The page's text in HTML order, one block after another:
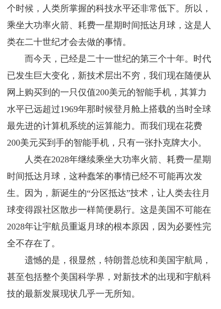
个时候，人类所掌握的科技水平还非常低下。所以，
乘坐大功率火箭、耗费一星期时间抵达月球，这是人
类在二十世纪才会去做的事情。
而今天，已经是二十一世纪的第三个十年。时代
已发生巨大变化，新技术层出不穷，我们现在随便从
网上购买到的一只仅值200美元的智能手机，其算力
水平已远超过1969年那时候登月舱上搭载的当时全球
最先进的计算机系统的运算能力。而我们现在花费
200美元买到手的智能手机，只有一张扑克牌大小。
人类在2028年继续乘坐大功率火箭、耗费一星期
时间抵达月球，这种蠢笨的事情已经不可能再次发
生。因为，新诞生的“分区抵达”技术，让人类去往月
球变得跟社区散步一样简便易行。这是美国不可能在
2028年让宇航员重返月球的根本原因，因为必要性完
全不存在了。
遗憾的是，很显然，特朗普总统和美国宇航局，
甚至包括整个美国科学界，对新技术的出现和宇航科
技的最新发展现状几乎一无所知。